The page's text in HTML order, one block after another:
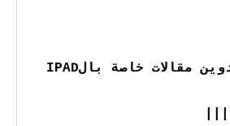
مند عدة أشهر وفرت هده الاضافة خاصية ال iOS5 الشهيرة المتميزة حيث تتيح لكم امكانية تدوين مقالات خاصة بالIPAD